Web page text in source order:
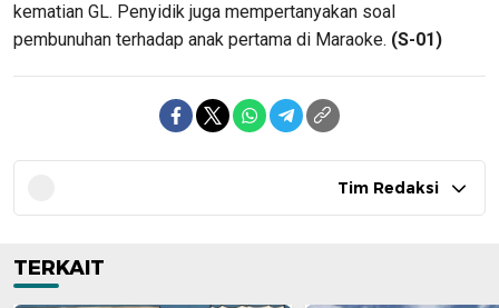
kematian GL. Penyidik juga mempertanyakan soal
pembunuhan terhadap anak pertama di Maraoke. (S-01)
Tim Redaksi
TERKAIT